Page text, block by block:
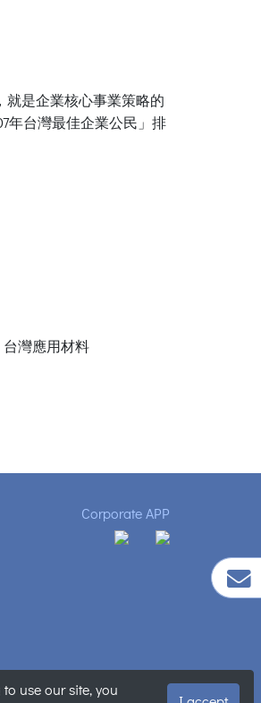
就是企業核心事業策略的
年台灣最佳企業公民」排
灣應用材料
Corporate APP
use our site, you